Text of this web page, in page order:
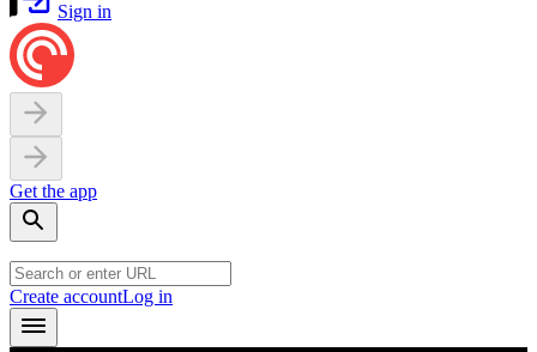
Sign in
Get the app
Create accountLog in